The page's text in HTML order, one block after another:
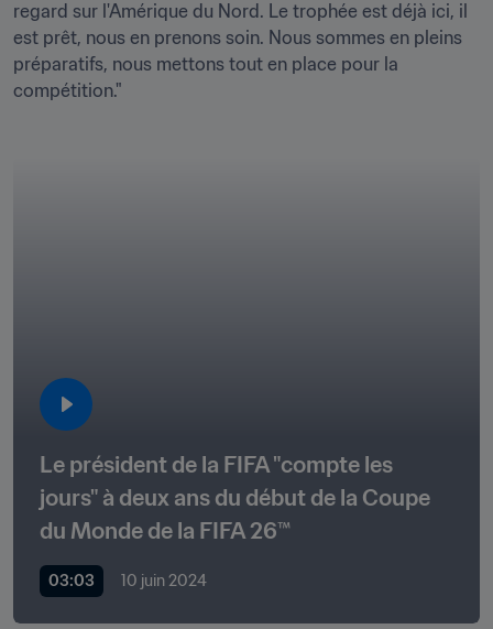
regard sur l'Amérique du Nord. Le trophée est déjà ici, il
est prêt, nous en prenons soin. Nous sommes en pleins
préparatifs, nous mettons tout en place pour la
compétition."
Le président de la FIFA "compte les
jours" à deux ans du début de la Coupe
03:03 10 juin 2024